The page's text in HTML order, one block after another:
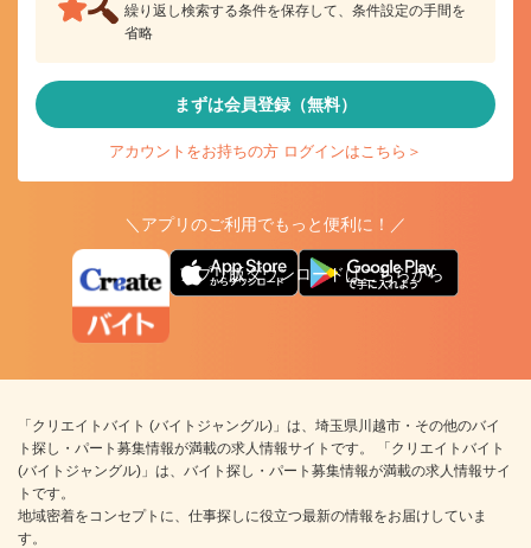
繰り返し検索する条件を保存して、条件設定の手間を
省略
まずは会員登録（無料）
アカウントをお持ちの方 ログインはこちら＞
＼アプリのご利用でもっと便利に！／
アプリ版ダウンロードはこちらから
「クリエイトバイト (バイトジャングル)」は、埼玉県川越市・その他のバイ
ト探し・パート募集情報が満載の求人情報サイトです。 「クリエイトバイト
(バイトジャングル)」は、バイト探し・パート募集情報が満載の求人情報サイ
トです。
地域密着をコンセプトに、仕事探しに役立つ最新の情報をお届けしていま
す。